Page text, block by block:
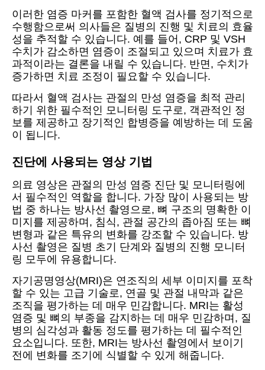
이러한 염증 마커를 포함한 혈액 검사를 정기적으로
수행함으로써 의사들은 질병의 진행 및 치료의 효율
성을 추적할 수 있습니다. 예를 들어, CRP 및 VSH
수치가 감소하면 염증이 조절되고 있으며 치료가 효
과적이라는 결론을 내릴 수 있습니다. 반면, 수치가
증가하면 치료 조정이 필요할 수 있습니다.
따라서 혈액 검사는 관절의 만성 염증을 최적 관리
하기 위한 필수적인 모니터링 도구로, 객관적인 정
보를 제공하고 장기적인 합병증을 예방하는 데 도움
이 됩니다.
진단에 사용되는 영상 기법
의료 영상은 관절의 만성 염증 진단 및 모니터링에
서 필수적인 역할을 합니다. 가장 많이 사용되는 방
법 중 하나는 방사선 촬영으로, 뼈 구조의 명확한 이
미지를 제공하며, 침식, 관절 공간의 좁아짐 또는 뼈
변형과 같은 특유의 변화를 강조할 수 있습니다. 방
사선 촬영은 질병 초기 단계와 질병의 진행 모니터
링 모두에 유용합니다.
자기공명영상(MRI)은 연조직의 세부 이미지를 포착
할 수 있는 고급 기술로, 연골 및 관절 내막과 같은
조직을 평가하는 데 매우 민감합니다. MRI는 활성
염증 및 뼈의 부종을 감지하는 데 매우 민감하며, 질
병의 심각성과 활동 정도를 평가하는 데 필수적인
요소입니다. 또한, MRI는 방사선 촬영에서 보이기
전에 변화를 조기에 식별할 수 있게 해줍니다.